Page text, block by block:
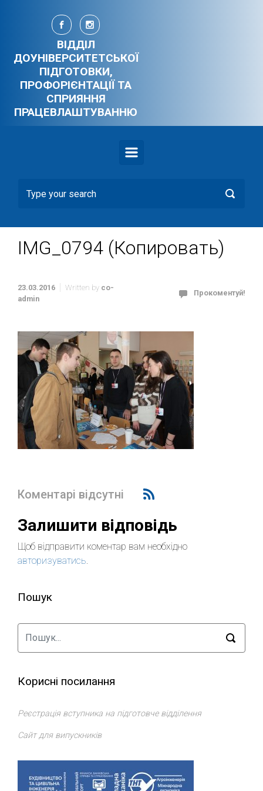
Skip to main content
ВІДДІЛ
ДОУНІВЕРСИТЕТСЬКОЇ
ПІДГОТОВКИ,
ПРОФОРІЄНТАЦІЇ ТА
СПРИЯННЯ
ПРАЦЕВЛАШТУВАННЮ
IMG_0794 (Копировать)
23.03.2016 Written by co-
admin
Прокоментуй!
Коментарі відсутні
Залишити відповідь
Щоб відправити коментар вам необхідно
авторизуватись.
Пошук
Корисні посилання
Реєстрація вступника на підготовче відділення
Сайт для випускників